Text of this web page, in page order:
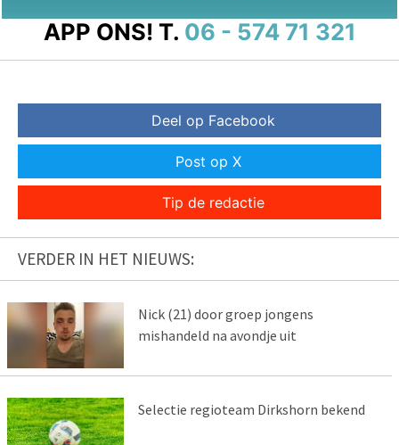
APP ONS! T. 06 - 574 71 321
Deel op Facebook
Post op X
Tip de redactie
VERDER IN HET NIEUWS:
Nick (21) door groep jongens
mishandeld na avondje uit
Selectie regioteam Dirkshorn bekend